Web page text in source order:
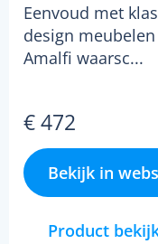
Eenvoud met
design
Amalfi waarsc...
€ 472
Bekijk in
Product